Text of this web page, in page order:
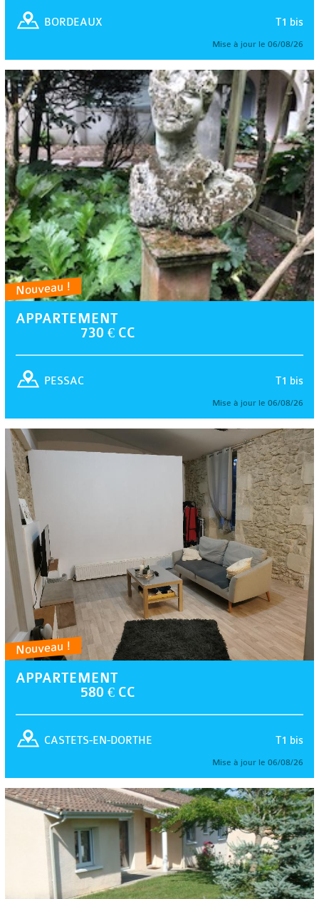
T1 bis
BORDEAUX
Mise à jour le 06/08/26
Nouveau !
APPARTEMENT
730 € CC
T1 bis
PESSAC
Mise à jour le 06/08/26
Nouveau !
APPARTEMENT
580 € CC
T1 bis
CASTETS-EN-DORTHE
Mise à jour le 06/08/26